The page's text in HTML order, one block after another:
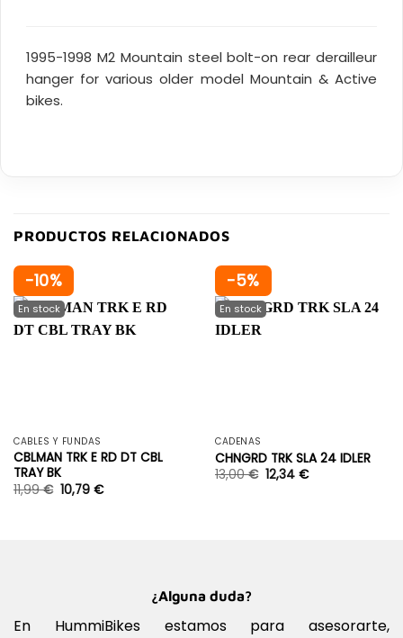
1995-1998 M2 Mountain steel bolt-on rear derailleur
hanger for various older model Mountain & Active
bikes.
PRODUCTOS RELACIONADOS
-10%
CABLES Y FUNDAS
CBLMAN TRK E RD DT CBL
TRAY BK
11,99€ 10,79€
-5%
CADENAS
CHNGRD TRK SLA 24 IDLER
13,00€ 12,34€
¿Alguna duda?
En HummiBikes estamos para asesorarte,